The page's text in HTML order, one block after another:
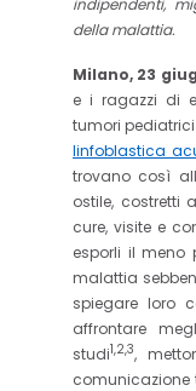
della malattia.
Milano, 23
e i ragazzi di
tumori pediatrici
linfoblastica
trovano così
ostile, costretti
cure, visite e
esporli il meno
malattia
spiegare loro
affrontare
studi1,2,3,
comunicazione